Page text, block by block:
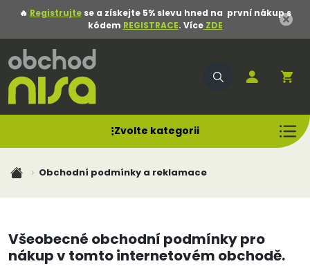
🔥 Registrujtese a získejte 5% slevu hned na první nákup s
kódem REGISTRACE. VíceZDE
Zvolte kategorii
Obchodní podmínky a reklamace
Všeobecné obchodní podmínky pro
nákup v tomto internetovém obchodě.